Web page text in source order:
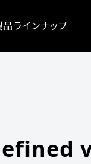
品ラインナップ